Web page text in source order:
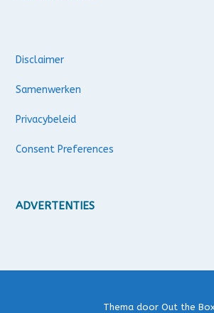
Disclaimer
Samenwerken
Privacybeleid
Consent Preferences
ADVERTENTIES
Thema door Out the